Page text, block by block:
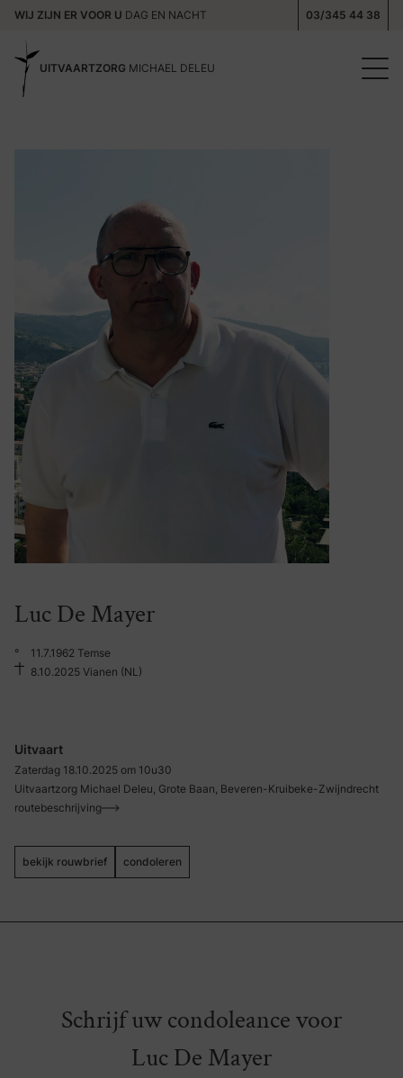
WIJ ZIJN ER VOOR U DAG EN NACHT 03/345 44 38
UITVAARTZORG MICHAEL DELEU
Luc De Mayer
°
11.7.1962 Temse
8.10.2025 Vianen (NL)
Uitvaart
Zaterdag 18.10.2025 om 10u30
Uitvaartzorg Michael Deleu, Grote Baan, Beveren-Kruibeke-Zwijndrecht
routebeschrijving
bekijk rouwbrief condoleren
Schrijf uw condoleance voor
Luc De Mayer